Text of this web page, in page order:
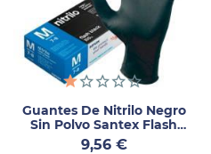
Guantes De Nitrilo Negro
Sin Polvo Santex Flash
Black Talla L 100 Uds
Precio
9,56 €